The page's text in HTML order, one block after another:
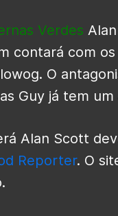
Verdes
contará com
O
Guy já tem
Alan Scott
Reporter. O